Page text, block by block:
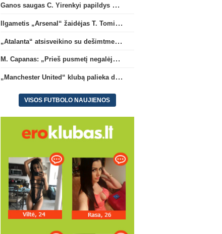
Ganos saugas C. Yirenkyi papildys „Coventry City“ ekipą
Ilgametis „Arsenal“ žaidėjas T. Tomiyasu papildys „Crystal Palace“ ekipą
„Atalanta“ atsisveikino su dešimtmetį žaidusiu gynėju B. Djimsiti
M. Capanas: „Prieš pusmetį negalėjau net įsivaizduoti, kad žaisime prieš „Hajduk“
„Manchester United“ klubą palieka du atsarginiai vartininkai
VISOS FUTBOLO NAUJIENOS